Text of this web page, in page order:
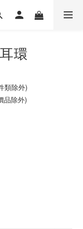
環
類除外)
品除外)